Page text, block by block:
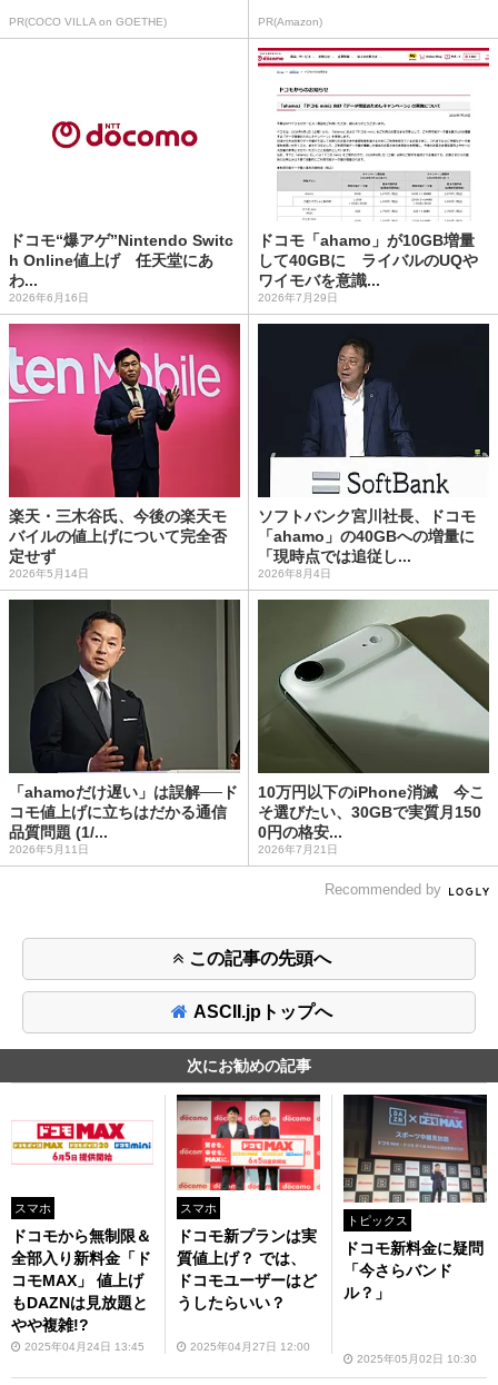
PR(COCO VILLA on GOETHE) PR(Amazon)
ドコモ“爆アゲ”Nintendo Switc
h Online値上げ 任天堂にあ
わ...
2026年6月16日
ドコモ「ahamo」が10GB増量
して40GBに ライバルのUQや
ワイモバを意識...
2026年7月29日
楽天・三木谷氏、今後の楽天モ
バイルの値上げについて完全否
定せず
2026年5月14日
ソフトバンク宮川社長、ドコモ
「ahamo」の40GBへの増量に
「現時点では追従し...
2026年8月4日
「ahamoだけ遅い」は誤解──ド
コモ値上げに立ちはだかる通信
品質問題 (1/...
2026年5月11日
10万円以下のiPhone消滅 今こ
そ選びたい、30GBで実質月150
0円の格安...
2026年7月21日
Recommended by
この記事の先頭へ
ASCII.jpトップへ
次にお勧めの記事
スマホ
ドコモから無制限＆
全部入り新料金「ド
コモMAX」 値上げ
もDAZNは見放題と
やや複雑!?
2025年04月24日 13:45
スマホ
ドコモ新プランは実
質値上げ？ では、
ドコモユーザーはど
うしたらいい？
2025年04月27日 12:00
トピックス
ドコモ新料金に疑問
「今さらバンド
ル？」
2025年05月02日 10:30